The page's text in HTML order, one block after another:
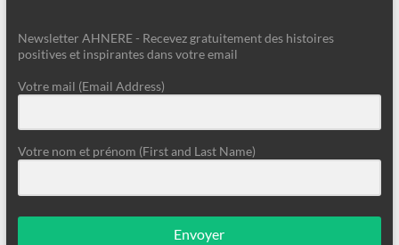
Newsletter AHNERE - Recevez gratuitement des histoires
positives et inspirantes dans votre email
Votre mail (Email Address)
Votre nom et prénom (First and Last Name)
Envoyer